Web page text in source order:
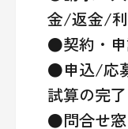
金/返金/利
●契約・申
●申込/応
試算の完了
●問合せ窓